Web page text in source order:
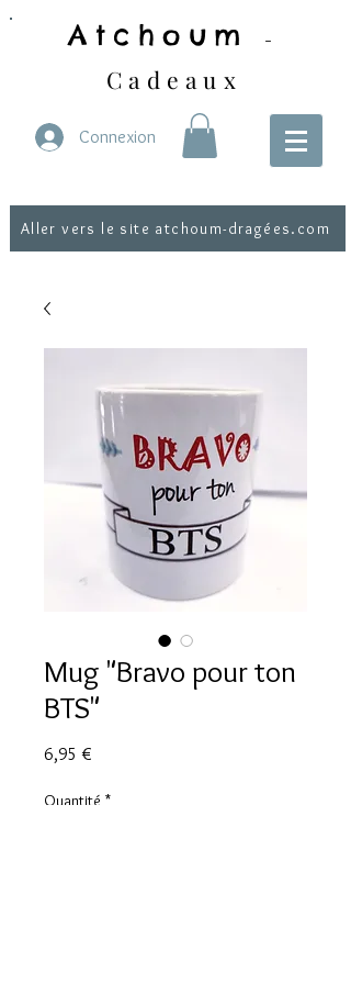
Atchoum -
Cadeaux
Connexion
Aller vers le site atchoum-dragées.com
Mug "Bravo pour ton
BTS"
6,95 €
Quantité *